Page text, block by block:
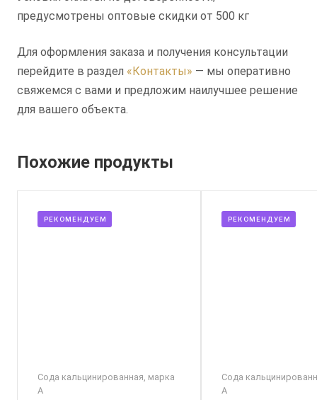
предусмотрены оптовые скидки от 500 кг
Для оформления заказа и получения консультации
перейдите в раздел «Контакты» — мы оперативно
свяжемся с вами и предложим наилучшее решение
для вашего объекта.
Похожие продукты
РЕКОМЕНДУЕМ
Сода кальцинированная, марка
А
РЕКОМЕНДУЕМ
Сода
А